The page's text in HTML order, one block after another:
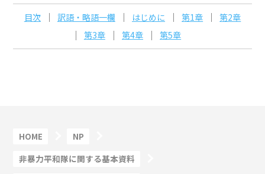
目次 訳語・略語一欄 はじめに 第1章
第2章
第3章
第4章 第5章
HOME
NP
非暴力平和隊に関する基本資料